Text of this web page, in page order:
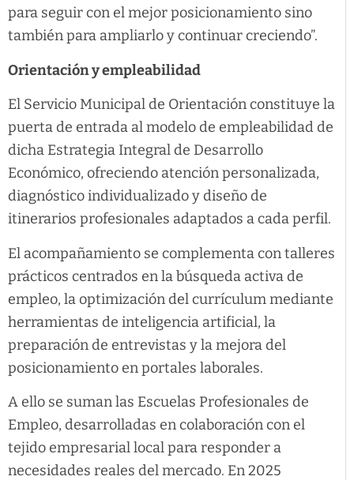
para seguir con el mejor posicionamiento sino
también para ampliarlo y continuar creciendo”.
Orientación y empleabilidad
El Servicio Municipal de Orientación constituye la
puerta de entrada al modelo de empleabilidad de
dicha Estrategia Integral de Desarrollo
Económico, ofreciendo atención personalizada,
diagnóstico individualizado y diseño de
itinerarios profesionales adaptados a cada perfil.
El acompañamiento se complementa con talleres
prácticos centrados en la búsqueda activa de
empleo, la optimización del currículum mediante
herramientas de inteligencia artificial, la
preparación de entrevistas y la mejora del
posicionamiento en portales laborales.
A ello se suman las Escuelas Profesionales de
Empleo, desarrolladas en colaboración con el
tejido empresarial local para responder a
necesidades reales del mercado. En 2025